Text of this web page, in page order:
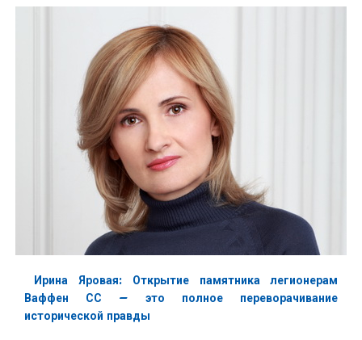
Ирина Яровая: Открытие памятника легионерам
Ваффен СС – это полное переворачивание
исторической правды